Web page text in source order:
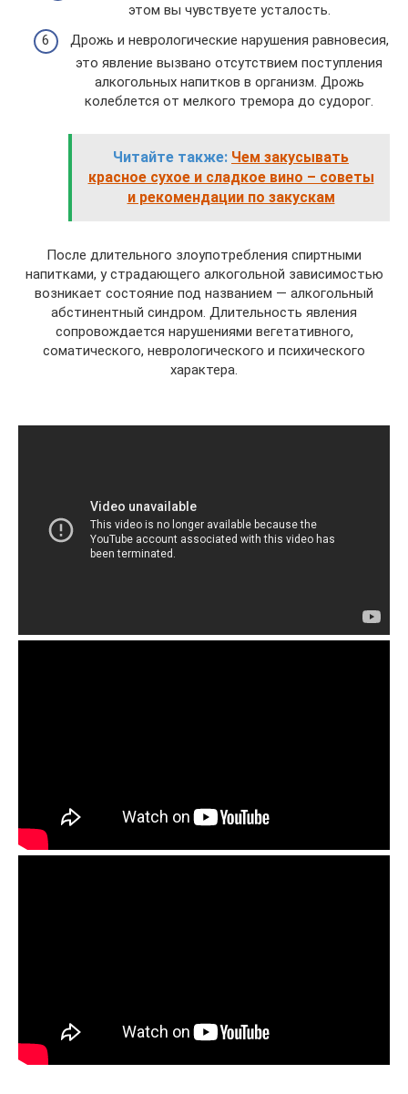
этом вы чувствуете усталость.
Дрожь и неврологические нарушения равновесия,
это явление вызвано отсутствием поступления
алкогольных напитков в организм. Дрожь
колеблется от мелкого тремора до судорог.
Читайте также: Чем закусывать
красное сухое и сладкое вино – советы
и рекомендации по закускам
После длительного злоупотребления спиртными
напитками, у страдающего алкогольной зависимостью
возникает состояние под названием — алкогольный
абстинентный синдром. Длительность явления
сопровождается нарушениями вегетативного,
соматического, неврологического и психического
характера.